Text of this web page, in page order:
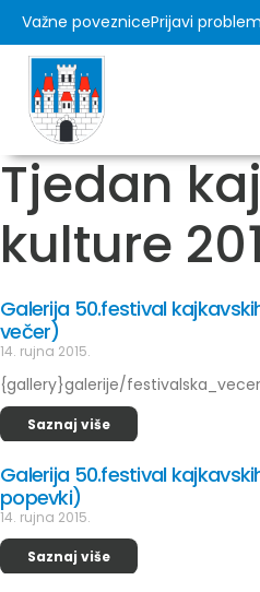
Važne poveznicePrijavi problem
Tjedan
kulture
Galerija 50.festival
večer)
14. rujna 2015.
{gallery}galerije/
Saznaj više
Galerija 50.festival
popevki)
14. rujna 2015.
Saznaj više